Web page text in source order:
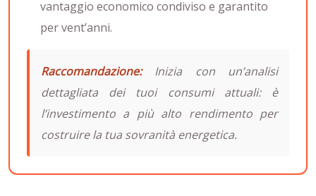
vantaggio economico condiviso e garantito
per vent’anni.
Raccomandazione:Inizia con un’analisi
dettagliata dei tuoi consumi attuali: è
l’investimento a più alto rendimento per
costruire la tua sovranità energetica.